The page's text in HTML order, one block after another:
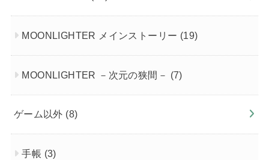
MOONLIGHTER メインストーリー (19)
MOONLIGHTER －次元の狭間－ (7)
ゲーム以外 (8)
手帳 (3)